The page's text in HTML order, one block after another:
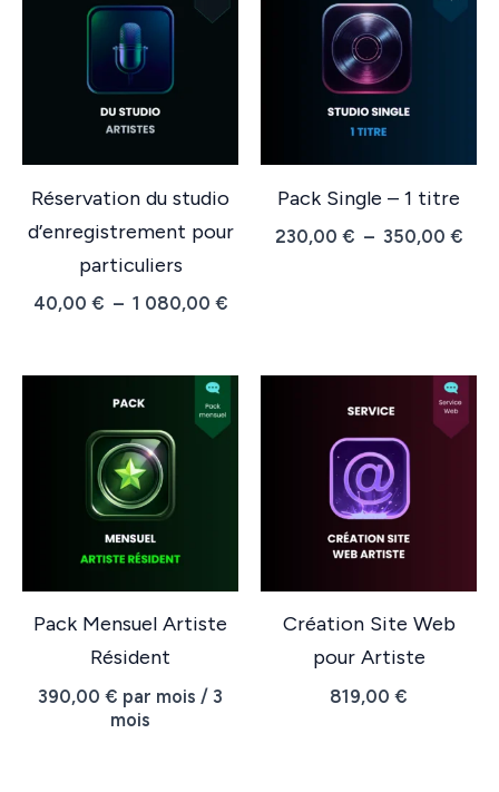
Réservation du studio
d’enregistrement pour
particuliers
40,00 € – 1 080,00 €Plage
40,00 €
1
Pack Single – 1 titre
230,00 € – 350,00 €
Pack Mensuel Artiste
Résident
390,00 € par mois / 3
mois
Création Site Web
pour Artiste
819,00 €